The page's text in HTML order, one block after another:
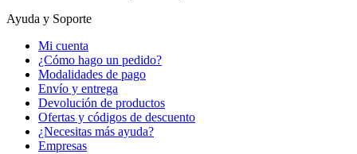
Ayuda y Soporte
Mi cuenta
¿Cómo hago un pedido?
Modalidades de pago
Envío y entrega
Devolución de productos
Ofertas y códigos de descuento
¿Necesitas más ayuda?
Empresas